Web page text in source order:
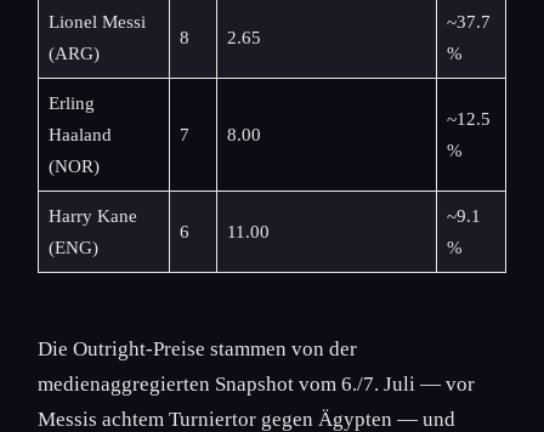
Lionel Messi
(ARG)
8 2.65
~37.7
%
Erling
Haaland
(NOR)
7 8.00
~12.5
%
Harry Kane
(ENG)
6 11.00
~9.1
%
Die Outright-Preise stammen von der
medienaggregierten Snapshot vom 6./7. Juli — vor
Messis achtem Turniertor gegen Ägypten — und